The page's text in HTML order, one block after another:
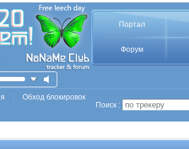
Портал
Форум
Обход блокировок
Поиск :